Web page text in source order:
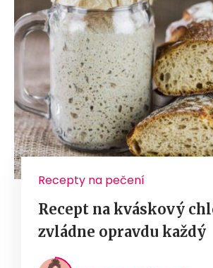
Recepty na pečení
Recept na kváskový
zvládne opravdu každý